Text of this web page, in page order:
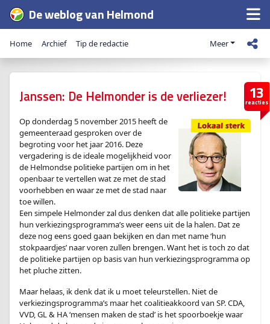
De weblog van Helmond
Home Archief Tip de redactie Meer
13
reacties
Janssen: De Helmonder is de verliezer!
Op donderdag 5 november 2015 heeft de
gemeenteraad gesproken over de
begroting voor het jaar 2016. Deze
vergadering is de ideale mogelijkheid voor
de Helmondse politieke partijen om in het
openbaar te vertellen wat ze met de stad
voorhebben en waar ze met de stad naar
toe willen.
Een simpele Helmonder zal dus denken dat alle politieke partijen
hun verkiezingsprogramma’s weer eens uit de la halen. Dat ze
deze nog eens goed gaan bekijken en dan met name ‘hun
stokpaardjes’ naar voren zullen brengen. Want het is toch zo dat
de politieke partijen op basis van hun verkiezingsprogramma op
het pluche zitten.
Maar helaas, ik denk dat ik u moet teleurstellen. Niet de
verkiezingsprogramma’s maar het coalitieakkoord van SP. CDA,
VVD, GL & HA ‘mensen maken de stad’ is het spoorboekje waar